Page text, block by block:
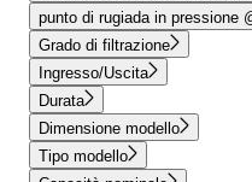
punto di rugiada in pressione
Grado di filtrazione
Ingresso/Uscita
Durata
Dimensione modello
Tipo modello